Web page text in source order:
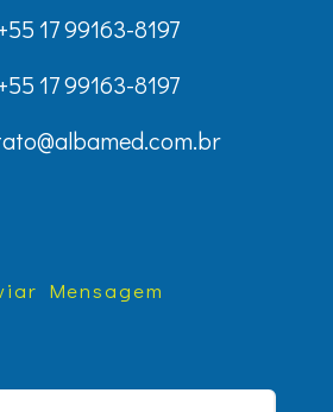
17 99163-8197
17 99163-8197
Mensagem